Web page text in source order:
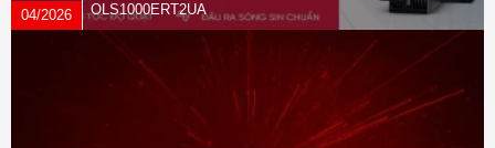
04/2026
OLS1000ERT2UA